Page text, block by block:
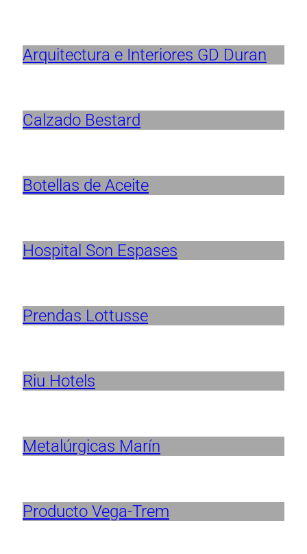
Arquitectura e Interiores GD Duran
Calzado Bestard
Botellas de Aceite
Hospital Son Espases
Prendas Lottusse
Riu Hotels
Metalúrgicas Marín
Producto Vega-Trem